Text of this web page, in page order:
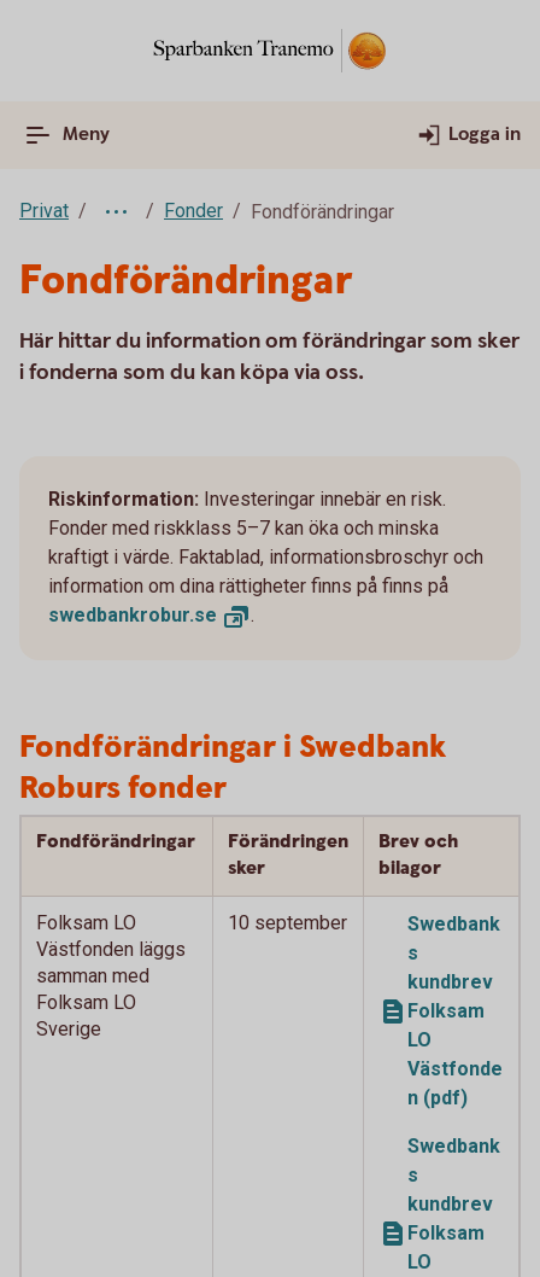
Meny Logga in
Privat Fonder Fondförändringar
Fondförändringar
Här hittar du information om förändringar som sker
i fonderna som du kan köpa via oss.
Riskinformation: Investeringar innebär en risk.
Fonder med riskklass 5–7 kan öka och minska
kraftigt i värde. Faktablad, informationsbroschyr och
information om dina rättigheter finns på finns på
swedbankrobur.se .
Fondförändringar i Swedbank
Roburs fonder
Fondförändringar
Förändringen
sker
Brev och
bilagor
Folksam LO
Västfonden läggs
samman med
Folksam LO
Sverige
10 september
Swedbank
s
kundbrev
Folksam
LO
Västfonde
n (pdf)
Swedbank
s
kundbrev
Folksam
LO